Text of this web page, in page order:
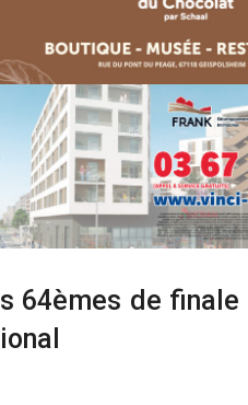
64èmes de finale